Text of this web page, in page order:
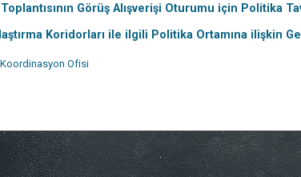
Görüş Alışverişi Oturumu için Politika
Koridorları ile ilgili Politika Ortamına ilişkin
Koordinasyon Ofisi